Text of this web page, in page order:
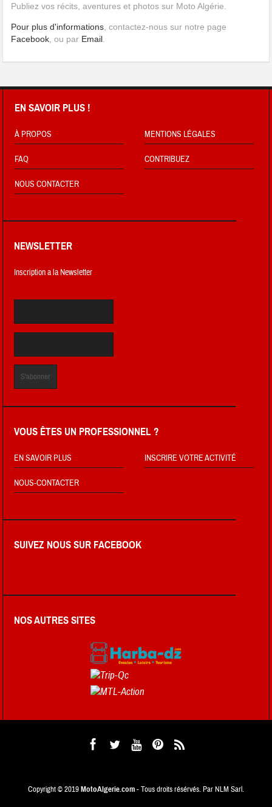
Publiez vos récits, aventures et photos sur Moto Algérie.
Pour plus d'informations, contactez-nous sur notre page
Facebook, ou par Email.
EN SAVOIR PLUS !
À PROPOS MENTIONS LÉGALES
FAQ CONTRIBUEZ
NOUS CONTACTER
NEWSLETTER
Inscription a la Newsletter
VOUS ÊTES UN PROFESSIONNEL ?
EN SAVOIR PLUS INSCRIRE VOTRE ACTIVITÉ
NOUS-CONTACTER
SUIVEZ NOUS SUR FACEBOOK
NOS AUTRES SITES
Copyright © 2019MotoAlgerie.com- Tous droits résérvés. Par NLM Sarl.